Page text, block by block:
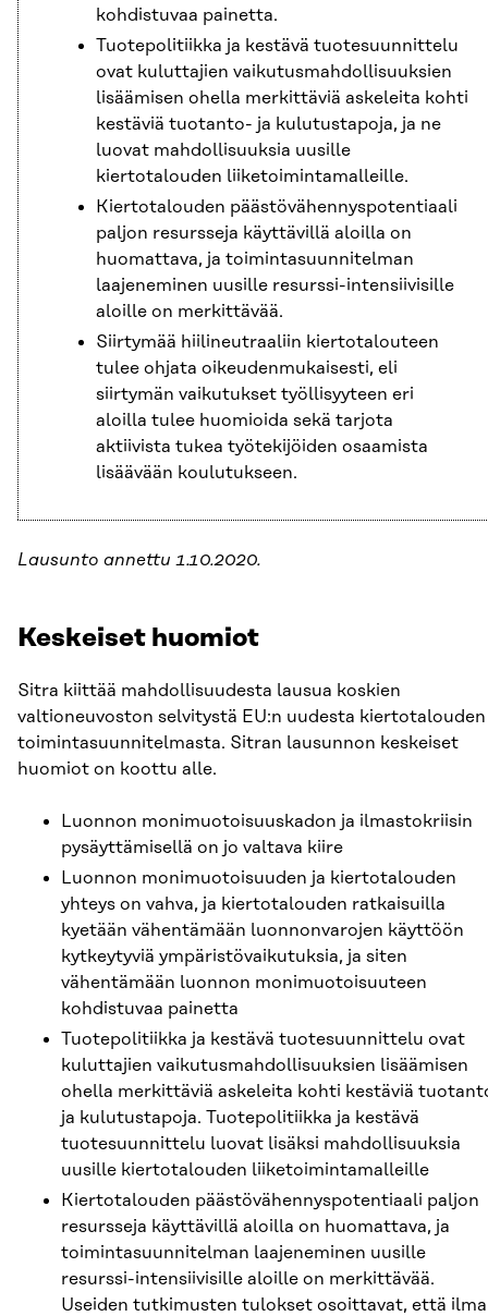
kohdistuvaa painetta.
Tuotepolitiikka ja kestävä tuotesuunnittelu
ovat kuluttajien vaikutusmahdollisuuksien
lisäämisen ohella merkittäviä askeleita kohti
kestäviä tuotanto- ja kulutustapoja, ja ne
luovat mahdollisuuksia uusille
kiertotalouden liiketoimintamalleille.
Kiertotalouden päästövähennyspotentiaali
paljon resursseja käyttävillä aloilla on
huomattava, ja toimintasuunnitelman
laajeneminen uusille resurssi-intensiivisille
aloille on merkittävää.
Siirtymää hiilineutraaliin kiertotalouteen
tulee ohjata oikeudenmukaisesti, eli
siirtymän vaikutukset työllisyyteen eri
aloilla tulee huomioida sekä tarjota
aktiivista tukea työtekijöiden osaamista
lisäävään koulutukseen.
Lausunto annettu 1.10.2020.
Keskeiset huomiot
Sitra kiittää mahdollisuudesta lausua koskien
valtioneuvoston selvitystä EU:n uudesta kiertotalouden
toimintasuunnitelmasta. Sitran lausunnon keskeiset
huomiot on koottu alle.
Luonnon monimuotoisuuskadon ja ilmastokriisin
pysäyttämisellä on jo valtava kiire
Luonnon monimuotoisuuden ja kiertotalouden
yhteys on vahva, ja kiertotalouden ratkaisuilla
kyetään vähentämään luonnonvarojen käyttöön
kytkeytyviä ympäristövaikutuksia, ja siten
vähentämään luonnon monimuotoisuuteen
kohdistuvaa painetta
Tuotepolitiikka ja kestävä tuotesuunnittelu ovat
kuluttajien vaikutusmahdollisuuksien lisäämisen
ohella merkittäviä askeleita kohti kestäviä
ja kulutustapoja. Tuotepolitiikka ja kestävä
tuotesuunnittelu luovat lisäksi mahdollisuuksia
uusille kiertotalouden liiketoimintamalleille
Kiertotalouden päästövähennyspotentiaali paljon
resursseja käyttävillä aloilla on huomattava, ja
toimintasuunnitelman laajeneminen uusille
resurssi-intensiivisille aloille on merkittävää.
Useiden tutkimusten tulokset osoittavat, että